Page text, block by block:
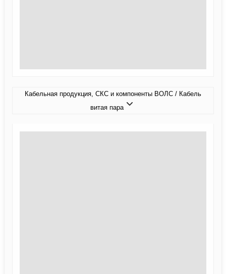
Кабельная продукция, СКС и компоненты ВОЛС / Кабель
витая пара